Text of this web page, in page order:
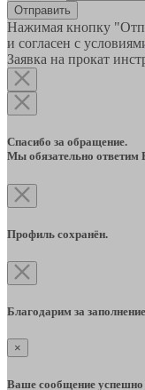
Отправить
Нажимая кнопку
и согласен с
Заявка на прокат
Спасибо за обращение.
Мы обязательно
Профиль сохранён.
Благодарим за
×
Ваше сообщение успешно